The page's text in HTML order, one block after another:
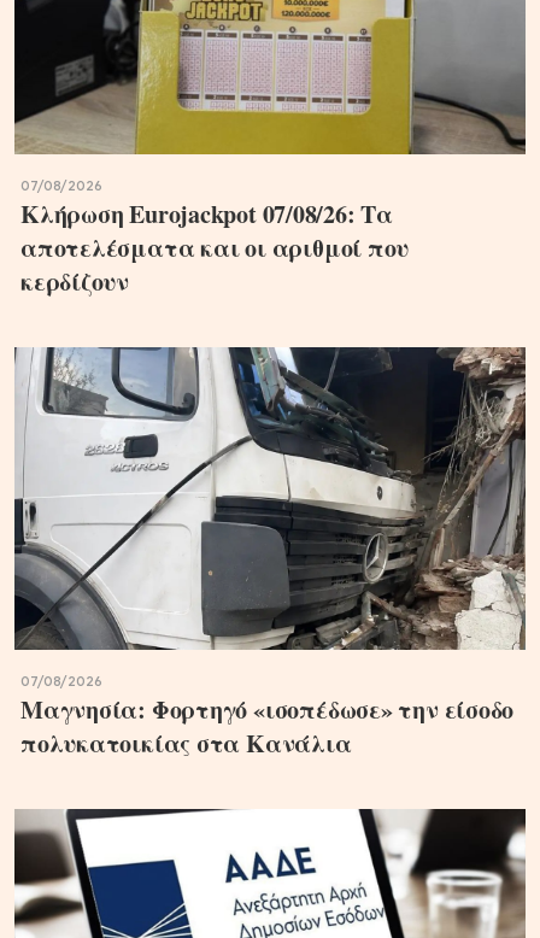
07/08/2026
Κλήρωση Eurojackpot 07/08/26: Τα
αποτελέσματα και οι αριθμοί που
κερδίζουν
07/08/2026
Μαγνησία: Φορτηγό «ισοπέδωσε» την είσοδο
πολυκατοικίας στα Κανάλια